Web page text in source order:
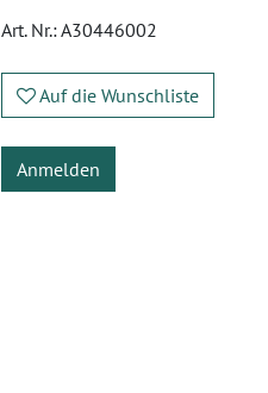
Art. Nr.:A30446002
Auf die Wunschliste
Anmelden